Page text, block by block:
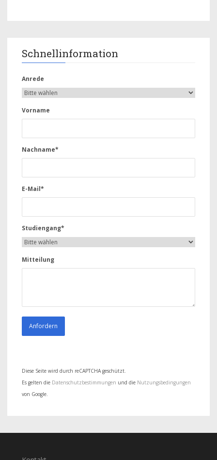
Schnellinformation
Anrede
Vorname
Nachname*
E-Mail*
Studiengang*
Mitteilung
Diese Seite wird durch reCAPTCHA geschützt.
Es gelten die Datenschutzbestimmungen und die Nutzungsbedingungen
von Google.